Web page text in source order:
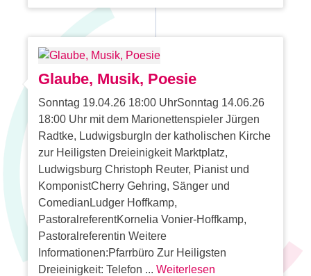
Glaube, Musik, Poesie
Sonntag 19.04.26 18:00 UhrSonntag 14.06.26
18:00 Uhr mit dem Marionettenspieler Jürgen
Radtke, LudwigsburgIn der katholischen Kirche
zur Heiligsten Dreieinigkeit Marktplatz,
Ludwigsburg Christoph Reuter, Pianist und
KomponistCherry Gehring, Sänger und
ComedianLudger Hoffkamp,
PastoralreferentKornelia Vonier-Hoffkamp,
Pastoralreferentin Weitere
Informationen:Pfarrbüro Zur Heiligsten
Dreieinigkeit: Telefon ...Weiterlesen